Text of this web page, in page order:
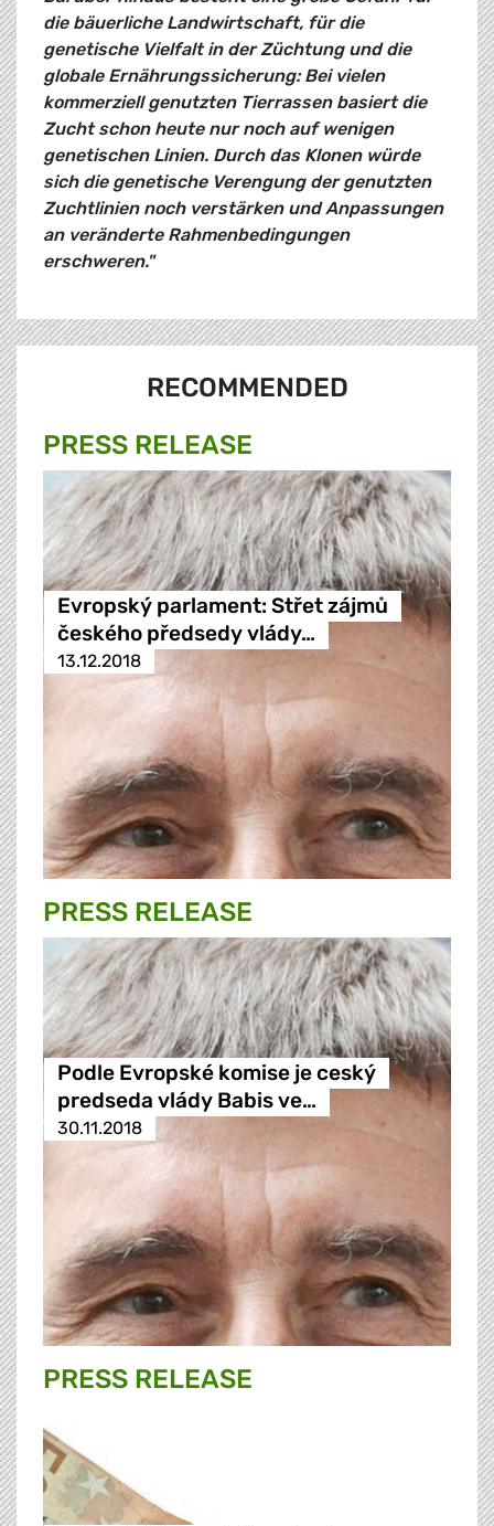
die bäuerliche Landwirtschaft, für die
genetische Vielfalt in der Züchtung und die
globale Ernährungssicherung: Bei vielen
kommerziell genutzten Tierrassen basiert die
Zucht schon heute nur noch auf wenigen
genetischen Linien. Durch das Klonen würde
sich die genetische Verengung der genutzten
Zuchtlinien noch verstärken und Anpassungen
an veränderte Rahmenbedingungen
erschweren."
RECOMMENDED
PRESS RELEASE
Evropský parlament: Střet zájmů
českého předsedy vlády…
13.12.2018
PRESS RELEASE
Podle Evropské komise je ceský
predseda vlády Babis ve…
30.11.2018
PRESS RELEASE